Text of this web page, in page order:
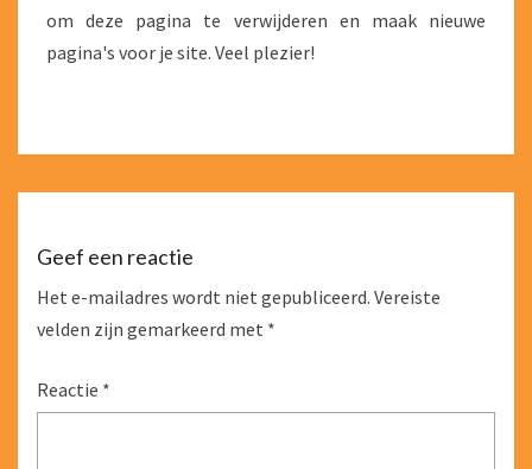
om deze pagina te verwijderen en maak nieuwe
pagina's voor je site. Veel plezier!
Geef een reactie
Het e-mailadres wordt niet gepubliceerd. Vereiste
velden zijn gemarkeerd met *
Reactie *